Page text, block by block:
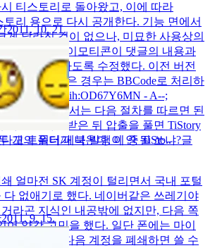
티스토리로 돌아왔고, 이에 따라
토리 용으로 다시 공개한다. 기능 면에서
게 달라진 것이 없으나, 미묘한 사용상의
했다. 특히, 이모티콘이 댓글의 내용과
가능한 피하도록 수정했다. 이전 버전
는 다음과 같은 경우는 BBCode로 처리하
- A--;
용하기 위해서는 다음 절차를 따르면 된
파일을 다운받은 뒤 압출을 풀면 TiStory
개의 폴더가 나온다. 이 중 TiSto..
2011. 10. 21.
고 트위터/페북 발행이 안 될 쏘냐?글
얼마전 SK 계정이 털리면서 국내 포털
다 없애기로 했다. 네이버같은 쓰레기야
라곤 지식인 내공밖에 없지만, 다음 쪽
어 약간 고민을 했다. 일단 폰에는 마이
있었는데, 다음 계정을 폐쇄하면 쓸 수
2011. 9. 15.